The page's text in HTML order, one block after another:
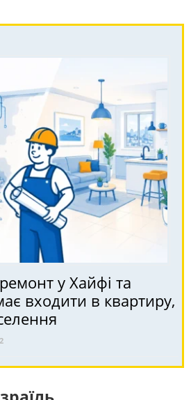
у Хайфі та
входити в квартиру,